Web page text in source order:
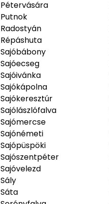
Pétervására
Putnok
Radostyán
Répáshuta
Sajóbábony
Sajóecseg
Sajóivánka
Sajókápolna
Sajókeresztúr
Sajólászlófalva
Sajómercse
Sajónémeti
Sajópüspöki
Sajószentpéter
Sajóvelezd
Sály
Sáta